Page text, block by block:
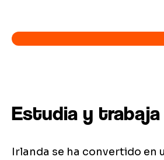
Estudia y trabaja
Irlanda se ha convertido en